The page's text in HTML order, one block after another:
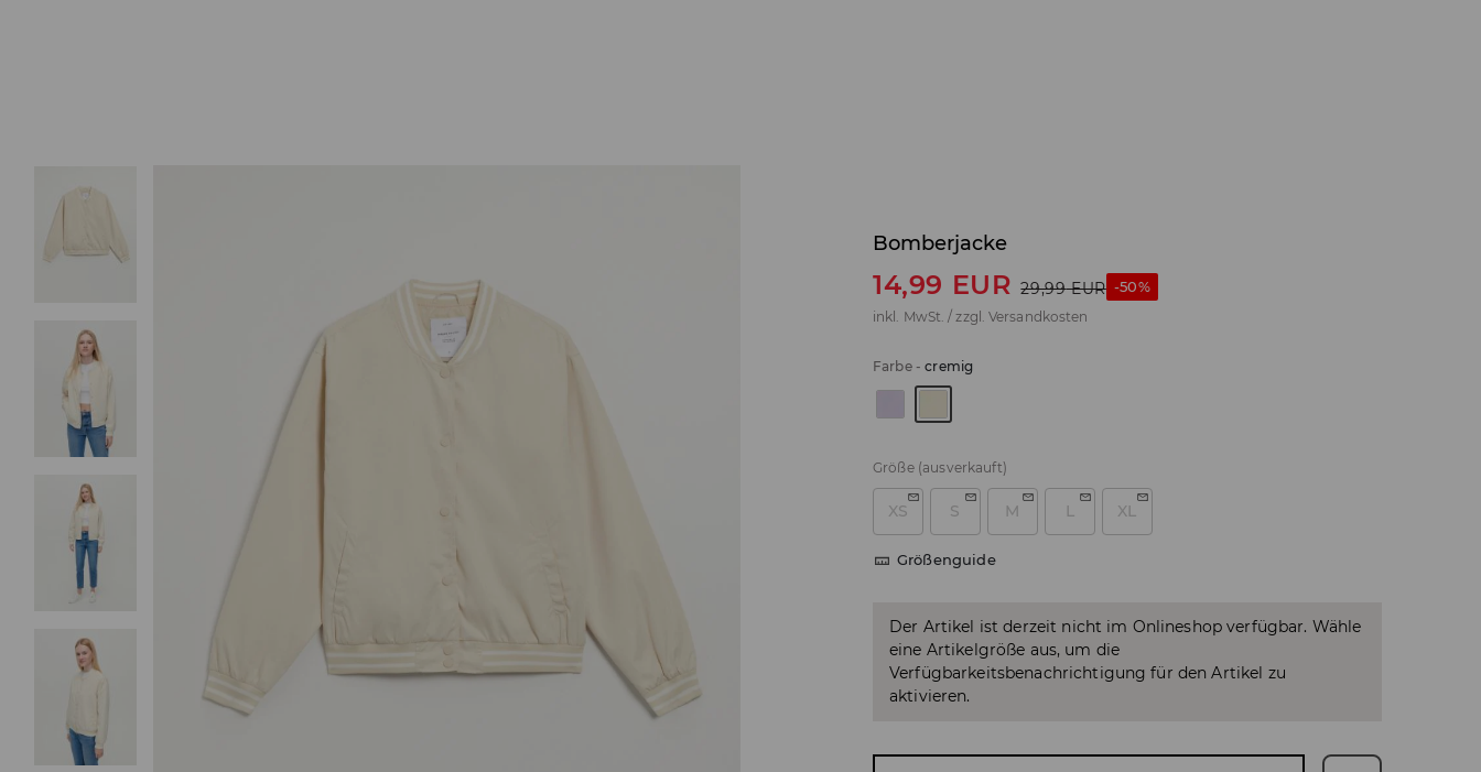
Bomberjacke
14,99 EUR 29,99 EUR -50%
inkl. MwSt. / zzgl. Versandkosten
Farbe-cremig
Größe (ausverkauft)
XS S M L XL
Größenguide
Der Artikel ist derzeit nicht im Onlineshop verfügbar. Wähle
eine Artikelgröße aus, um die
Verfügbarkeitsbenachrichtigung für den Artikel zu
aktivieren.